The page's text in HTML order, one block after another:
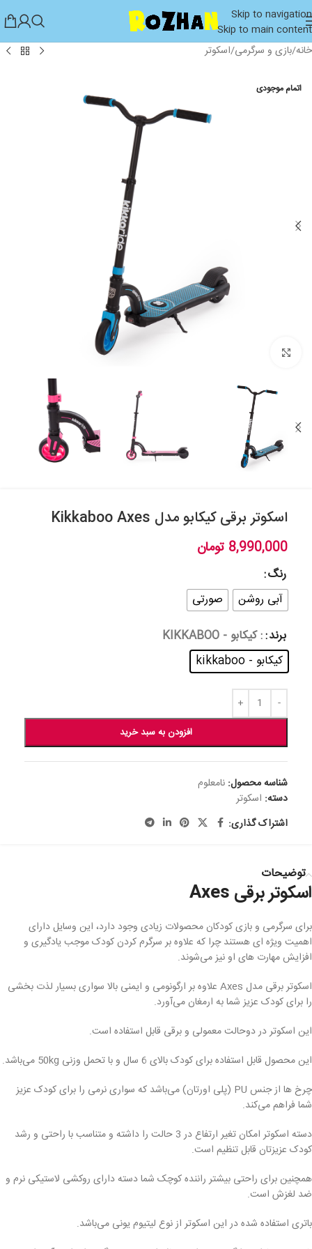
Skip to navigation
Skip to main content
خانه/بازی و سرگرمی/اسکوتر
اتمام موجودی
اسکوتر برقی کیکابو مدل Kikkaboo Axes
8,990,000 تومان
رنگ
آبی روشن
صورتی
برند : کیکابو - KIKKABOO
کیکابو - kikkaboo
افزودن به سبد خرید
شناسه محصول: نامعلوم
دسته: اسکوتر
اشتراک گذاری:
توضیحات
اسکوتر برقی Axes
برای سرگرمی و بازی کودکان محصولات زیادی وجود دارد، این وسایل دارای
اهمیت ویژه ای هستند چرا که علاوه بر سرگرم کردن کودک موجب یادگیری و
افزایش مهارت های او نیز می‌شوند.
اسکوتر برقی مدل Axes علاوه بر ارگونومی و ایمنی بالا سواری بسیار لذت بخشی
را برای کودک عزیز شما به ارمغان می‌آورد.
این اسکوتر در دوحالت معمولی و برقی قابل استفاده است.
این محصول قابل استفاده برای کودک بالای 6 سال و با تحمل وزنی 50kg می‌باشد.
چرخ ها از جنس PU (پلی اورتان) می‌باشد که سواری نرمی را برای کودک عزیز
شما فراهم می‌کند.
دسته اسکوتر امکان تغیر ارتفاع در 3 حالت را داشته و متناسب با راحتی و رشد
کودک عزیزتان قابل تنظیم است.
همچنین برای راحتی بیشتر راننده کوچک شما دسته دارای روکشی لاستیکی نرم و
ضد لغزش است.
باتری استفاده شده در این اسکوتر از نوع لیتیوم یونی می‌باشد.